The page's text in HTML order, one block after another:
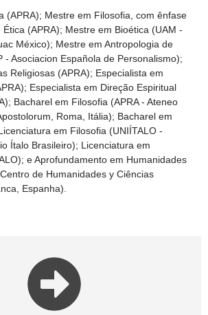
(APRA); Mestre em Filosofia, com ênfase
(APRA); Mestre em Bioética (UAM -
México); Mestre em Antropologia de
- Asociacion Española de Personalismo);
Religiosas (APRA); Especialista em
Especialista em Direção Espiritual
Bacharel em Filosofia (APRA - Ateneo
Roma, Itália); Bacharel em
em Filosofia (UNIÍTALO -
Ítalo Brasileiro); Licenciatura em
e Aprofundamento em Humanidades
de Humanidades y Ciências
Espanha).